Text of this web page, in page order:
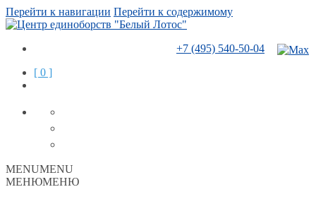
Перейти к навигации Перейти к содержимому
+7 (495) 540-50-04
[ 0 ]
MENUMENU
МЕНЮМЕНЮ